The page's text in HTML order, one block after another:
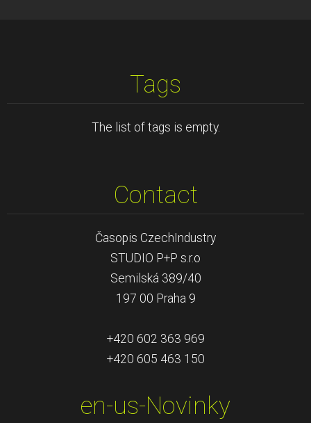
Tags
The list of tags is empty.
Contact
Časopis CzechIndustry
STUDIO P+P s.r.o
Semilská 389/40
197 00 Praha 9
+420 602 363 969
+420 605 463 150
en-us-Novinky